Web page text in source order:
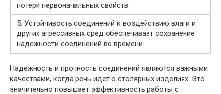
потери первоначальных свойств.
5. Устойчивость соединений к воздействию влаги и
других агрессивных сред обеспечивает сохранение
надежности соединений во времени.
Надежность и прочность соединений являются важными
качествами, когда речь идет о столярных изделиях. Это
значительно повышает эффективность работы с